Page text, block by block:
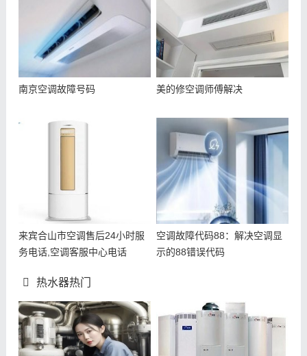
南京空调故障号码 美的修空调师傅解决
来宾合山市空调售后24小时服
务电话,空调客服中心电话
空调故障代码88：解决空调显
示的88错误代码
热水器热门